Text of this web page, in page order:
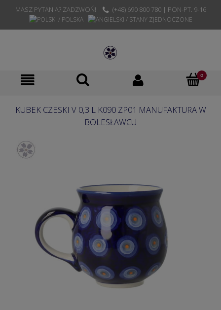
MASZ PYTANIA? ZADZWOŃ! (+48) 690 800 780 | PON-PT. 9-16
KUBEK CZESKI V 0,3 L K090 ZP01 MANUFAKTURA W
BOLESŁAWCU